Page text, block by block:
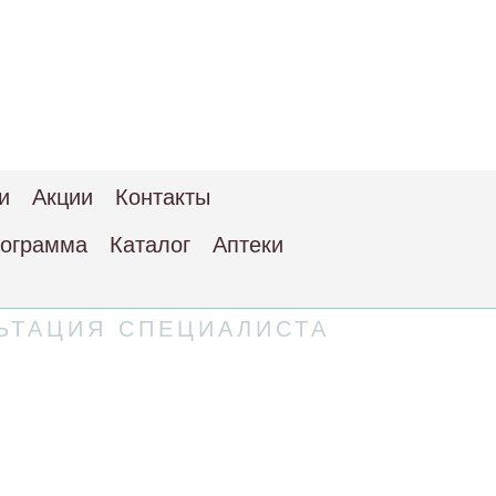
Акции
Контакты
Каталог Аптеки
СПЕЦИАЛИСТА